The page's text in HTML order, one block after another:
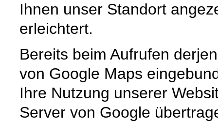
Ihnen unser Standort
erleichtert.
Bereits beim Aufrufen
von Google Maps
Ihre Nutzung unserer
Server von Google